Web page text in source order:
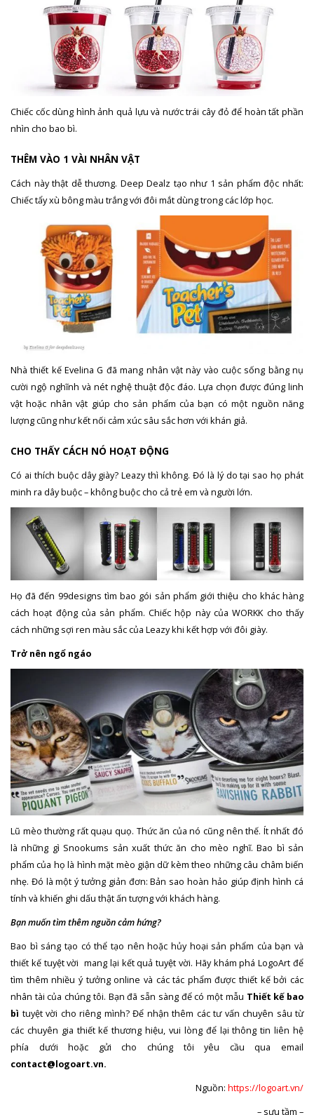
Chiếc cốc dùng hình ảnh quả lựu và nước trái cây đỏ để hoàn tất phần
nhìn cho bao bì.
THÊM VÀO 1 VÀI NHÂN VẬT
Cách này thật dễ thương. Deep Dealz tạo như 1 sản phẩm độc nhất:
Chiếc tẩy xù bông màu trắng với đôi mắt dùng trong các lớp học.
Nhà thiết kế Evelina G đã mang nhân vật này vào cuộc sống bằng nụ
cười ngộ nghĩnh và nét nghệ thuật độc đáo. Lựa chọn được đúng linh
vật hoặc nhân vật giúp cho sản phẩm của bạn có một nguồn năng
lượng cũng như kết nối cảm xúc sâu sắc hơn với khán giả.
CHO THẤY CÁCH NÓ HOẠT ĐỘNG
Có ai thích buộc dây giày? Leazy thì không. Đó là lý do tại sao họ phát
minh ra dây buộc – không buộc cho cả trẻ em và người lớn.
Họ đã đến 99designs tìm bao gói sản phẩm giới thiệu cho khác hàng
cách hoạt động của sản phẩm. Chiếc hộp này của WORKK cho thấy
cách những sợi ren màu sắc của Leazy khi kết hợp với đôi giày.
Trở nên ngổ ngáo
Lũ mèo thường rất quạu quọ. Thức ăn của nó cũng nên thế. Ít nhất đó
là những gì Snookums sản xuất thức ăn cho mèo nghĩ. Bao bì sản
phẩm của họ là hình mặt mèo giận dữ kèm theo những câu châm biến
nhẹ. Đó là một ý tưởng giản đơn: Bản sao hoàn hảo giúp định hình cá
tính và khiến ghi dấu thật ấn tượng với khách hàng.
Bạn muốn tìm thêm nguồn cảm hứng?
Bao bì sáng tạo có thể tạo nên hoặc hủy hoại sản phẩm của bạn và
thiết kế tuyệt vời mang lại kết quả tuyệt vời. Hãy khám phá LogoArt để
tìm thêm nhiều ý tưởng online và các tác phẩm được thiết kế bởi các
nhân tài của chúng tôi. Bạn đã sẵn sàng để có một mẫu Thiết kế bao
bì tuyệt vời cho riêng mình? Để nhận thêm các tư vấn chuyên sâu từ
các chuyên gia thiết kế thương hiệu, vui lòng để lại thông tin liên hệ
phía dưới hoặc gửi cho chúng tôi yêu cầu qua email
contact@logoart.vn.
Nguồn: https://logoart.vn/
– sưu tầm –